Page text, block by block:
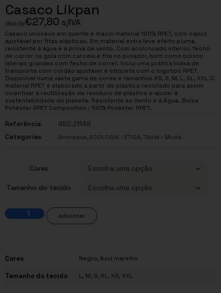
Casaco Likpan
desde€27,80 s/IVA
Casaco unissexo em quente e macio material 100% RPET, com capuz
ajustável por fitas elásticas. Em material extra leve efeito pluma,
resistente à água e à prova de vento. Com acolchoado interior, fecho
de correr na gola com carcela e fita no puxador, bem como bolsos
laterais grandes com fecho de correr. Inclui uma prática bolsa de
transporte com cordão ajustável e etiqueta com o logotipo RPET.
Disponível numa vasta gama de cores e tamanhos XS, S, M, L, XL, XXL.O
material RPET é elaborado a partir de plástico reciclado para assim
incentivar a reutilização de resíduos de plástico e ajudar à
sustentabilidade do planeta. Resistente ao Vento e á Água. Bolsa
Poliéster RPET Composition : 100% Poliéster RPET.
Referência
450.21148
Categorias
Anoraque, ECOLOGIA - ÉTICA,Têxtil - Moda
Cores
Tamanho do tecido
adicionar
Cores Negro, Azul marinho
Tamanho do tecido L, M, S, XL, XS, XXL